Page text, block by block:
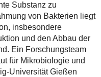
Substanz zu
von Bakterien liegt
insbesondere
und den Abbau der
Ein Forschungsteam
für Mikrobiologie und
Universität Gießen